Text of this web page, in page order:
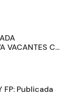
VACANTES C...
FP: Publicada